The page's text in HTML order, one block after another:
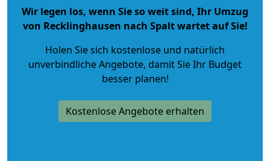
Wir legen los, wenn Sie so weit sind, Ihr Umzug
von Recklinghausen nach Spalt wartet auf Sie!
Holen Sie sich kostenlose und natürlich
unverbindliche Angebote, damit Sie Ihr Budget
besser planen!
Kostenlose Angebote erhalten